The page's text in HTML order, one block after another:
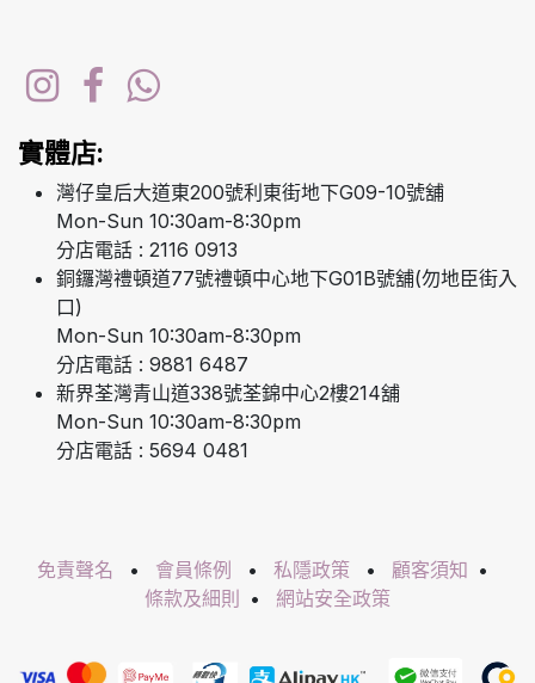
實體店:
灣仔皇后大道東200號利東街地下G09-10號舖
Mon-Sun 10:30am-8:30pm
分店電話 : 2116 0913
銅鑼灣禮頓道77號禮頓中心地下G01B號舖(勿地臣街入
口)
Mon-Sun 10:30am-8:30pm
分店電話 : 9881 6487
新界荃灣青山道338號荃錦中心2樓214舖
Mon-Sun 10:30am-8:30pm
分店電話 : 5694 0481
免責聲名 • 會員條例 • 私隱政策 • 顧客須知 •
條款及細則 • 網站安全政策